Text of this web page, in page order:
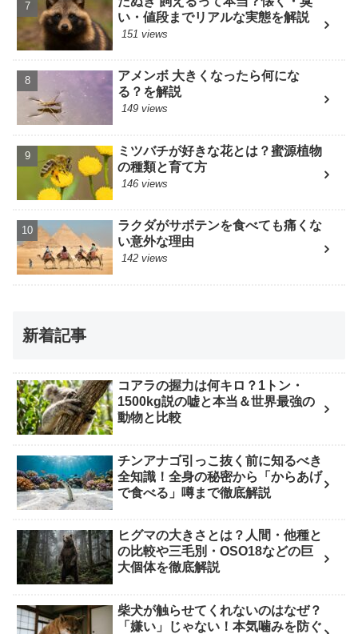
い・値段までリアルな実態を解説
151 views
アメンボ 大きくなったら何にな
る？を解説
149 views
ミツバチが好きな花とは？蜜源植物
の種類と育て方
146 views
ラクダがサボテンを食べても痛くな
い意外な理由
142 views
新着記事
コアラの握力は何キロ？1トン・
1500kg説の嘘と本当＆世界最強の
動物と比較
チンアナゴ引っこ抜く前に知るべき
全知識！全身の秘密から「からあげ
で食べる」噂まで徹底解説
ヒグマの大きさとは？人間・他種と
の比較や三毛別・OSO18などの巨
大個体を徹底解説
柴犬が触らせてくれないのはなぜ？
「嫌い」じゃない！本気噛みを防ぐ